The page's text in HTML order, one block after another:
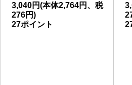
3,040円(本体2,764円、税
276円)
27ポイント